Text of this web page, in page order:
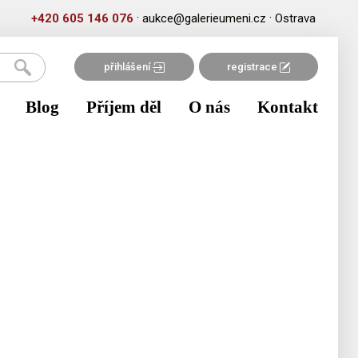
+420 605 146 076 · aukce@galerieumeni.cz · Ostrava
přihlášení registrace
Blog Příjem děl O nás Kontakt